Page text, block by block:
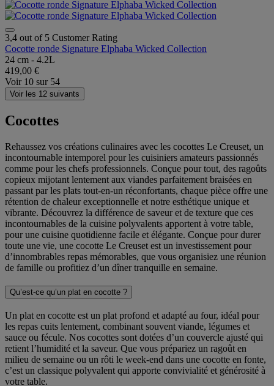
3,4 out of 5 Customer Rating
Cocotte ronde Signature Elphaba Wicked Collection
24 cm - 4.2L
419,00 €
Voir 10 sur 54
Voir les 12 suivants
Cocottes
Rehaussez vos créations culinaires avec les cocottes Le Creuset, un
incontournable intemporel pour les cuisiniers amateurs passionnés
comme pour les chefs professionnels. Conçue pour tout, des ragoûts
copieux mijotant lentement aux viandes parfaitement braisées en
passant par les plats tout-en-un réconfortants, chaque pièce offre une
rétention de chaleur exceptionnelle et notre esthétique unique et
vibrante. Découvrez la différence de saveur et de texture que ces
incontournables de la cuisine polyvalents apportent à votre table,
pour une cuisine quotidienne facile et élégante. Conçue pour durer
toute une vie, une cocotte Le Creuset est un investissement pour
d’innombrables repas mémorables, que vous organisiez une réunion
de famille ou profitiez d’un dîner tranquille en semaine.
Qu’est-ce qu’un plat en cocotte ?
Un plat en cocotte est un plat profond et adapté au four, idéal pour
les repas cuits lentement, combinant souvent viande, légumes et
sauce ou fécule. Nos cocottes sont dotées d’un couvercle ajusté qui
retient l’humidité et la saveur. Que vous prépariez un ragoût en
milieu de semaine ou un rôti le week-end dans une cocotte en fonte,
c’est un classique polyvalent qui apporte convivialité et générosité à
votre table.